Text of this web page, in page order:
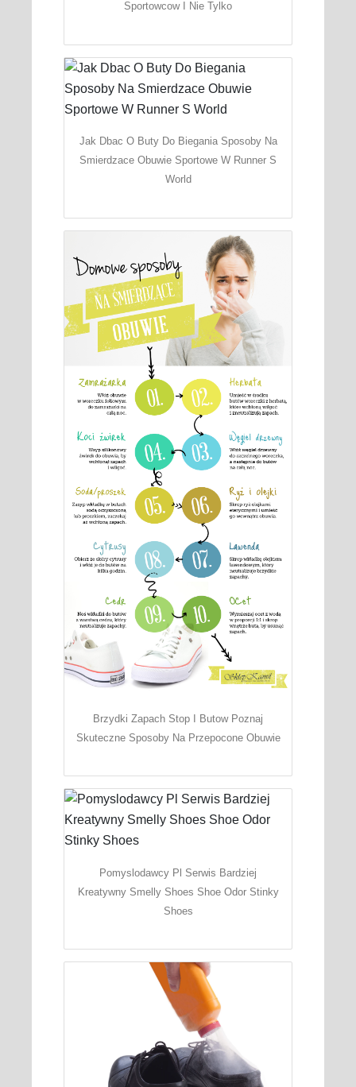
Sportowcow I Nie Tylko
Jak Dbac O Buty Do Biegania Sposoby Na
Smierdzace Obuwie Sportowe W Runner S
World
Brzydki Zapach Stop I Butow Poznaj
Skuteczne Sposoby Na Przepocone Obuwie
Pomyslodawcy Pl Serwis Bardziej
Kreatywny Smelly Shoes Shoe Odor Stinky
Shoes